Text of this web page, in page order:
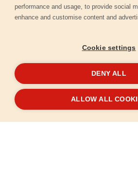
© 2026Extol.cz- Všechna
Ochrana osobních údajů
VytvořiloFEO
performance and usage, to provide social
enhance and customise content and
Cookie settings
DENY ALL
ALLOW ALL